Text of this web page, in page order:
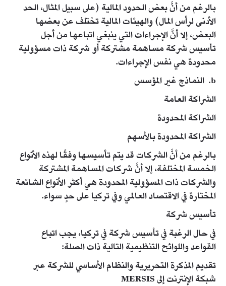
بالرغم من أنَّ بعض الحدود المالية (على سبيل المثال، الحد
الأدنى لرأس المال) والهيئات المالية تختلف عن بعضها
البعض، إلا أنَّ الإجراءات التي ينبغي اتباعها من أجل
تأسيس شركة مساهمة مشتركة أو شركة ذات مسؤولية
محدودة هي نفس الإجراءات.
​b. النماذج غير المؤسس
​الشراكة العامة
​الشراكة المحدودة
​​​الشراكة المحدودة بالأسهم
​بالرغم من أنَّ الشركات قد يتم تأسيسها وفقًا لهذه الأنواع
الخمسة المختلفة، إلا أنَّ شركات المساهمة المشتركة
والشركات ذات المسؤولية المحدودة هي أكثر الأنواع الشائعة
المختارة في الاقتصاد العالمي وفي تركيا على حدٍ سواء.
تأسيس شركة
في حال الرغبة في تأسيس شركة في تركيا، يج​ب اتباع
القواعد واللوائح التنظيمية التالية ذات الصلة:​
تقديم المذكرة التحريرية والنظام الأساسي للشركة عبر
شبكة الإنترنت إلى MERSIS